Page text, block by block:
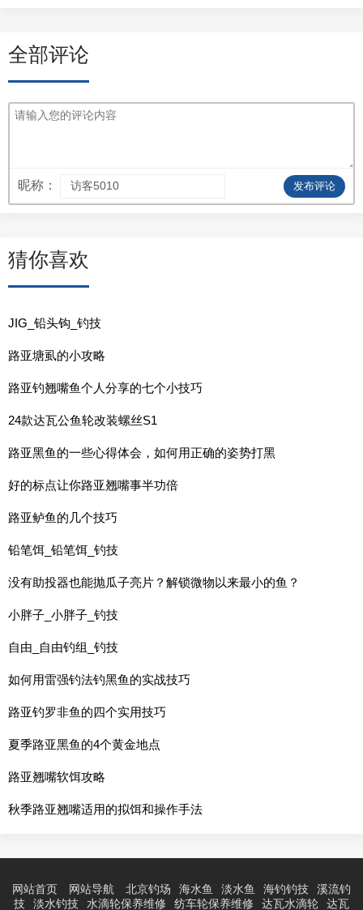
全部评论
昵称： 发布评论
猜你喜欢
JIG_铅头钩_钓技
路亚塘虱的小攻略
路亚钓翘嘴鱼个人分享的七个小技巧
24款达瓦公鱼轮改装螺丝S1
路亚黑鱼的一些心得体会，如何用正确的姿势打黑
好的标点让你路亚翘嘴事半功倍
路亚鲈鱼的几个技巧
铅笔饵_铅笔饵_钓技
没有助投器也能抛瓜子亮片？解锁微物以来最小的鱼？
小胖子_小胖子_钓技
自由_自由钓组_钓技
如何用雷强钓法钓黑鱼的实战技巧
路亚钓罗非鱼的四个实用技巧
夏季路亚黑鱼的4个黄金地点
路亚翘嘴软饵攻略
秋季路亚翘嘴适用的拟饵和操作手法
网站首页 网站导航 北京钓场 海水鱼 淡水鱼 海钓钓技
溪流钓
技
淡水钓技 水滴轮保养维修 纺车轮保养维修 达瓦水滴轮 达瓦